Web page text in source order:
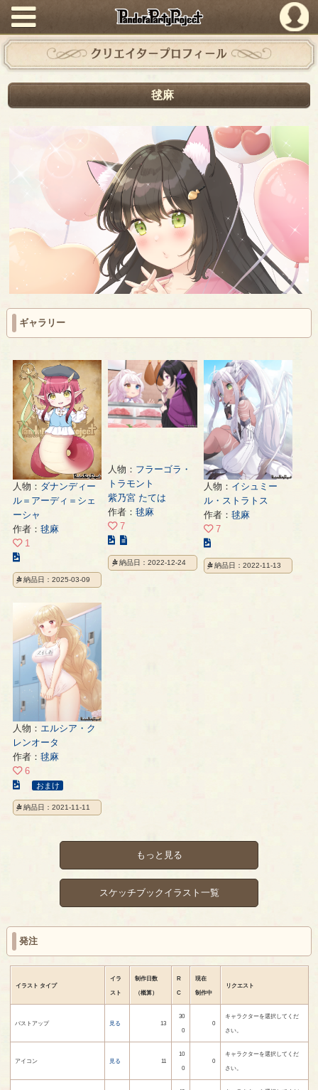
PandoraPartyProject
クリエイタープロフィール
毬麻
ギャラリー
人物： ダナンディー
ル＝アーディ＝シェ
ーシャ
作者： 毬麻
1
の
イ
の
ペ
ジ
納品日：2025-03-09
人物： フラーゴラ・
トラモント
紫乃宮 たては
作者：毬麻
7
の
イ
納品日：2022-12-24
人物： イシュミー
ル・ストラトス
作者： 毬麻
7
の
イ
納品日：2022-11-13
人物： エルシア・ク
レンオータ
作者： 毬麻
6
こ
の
イ
おまけ
納品日：2021-11-11
もっと見る
スケッチブックイラスト一覧
発注
イラスト タイプ
イラ
スト
制作日数
（概算）
R
C
現在
制作中
リクエスト
バストアップ 見る 13
30
0
0
キャラクターを選択してくだ
さい。
アイコン 見る 11
10
0
0
キャラクターを選択してくだ
さい。